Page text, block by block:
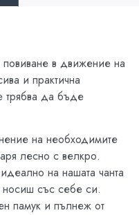
в движение на
и практична
трябва да бъде
на необходимите
лесно с велкро.
на нашата чанта
носиш със себе си.
памук и пълнеж от